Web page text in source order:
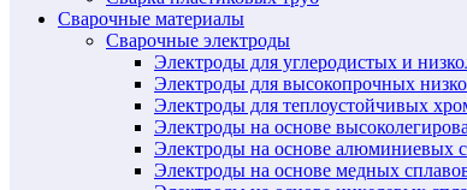
Сварочные материалы
Сварочные электроды
Электроды для углеродистых и
Электроды для высокопрочных
Электроды для теплоустойчивых
Электроды на основе
Электроды на основе алюминиевых
Электроды на основе медных